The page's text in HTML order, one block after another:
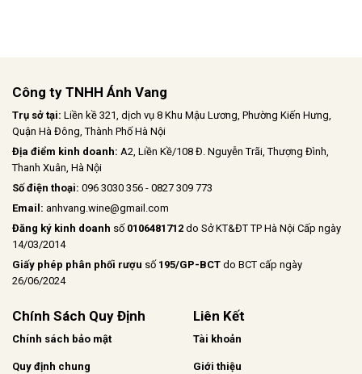
Công ty TNHH Ánh Vang
Trụ sở tại: Liền kề 321, dịch vụ 8 Khu Mậu Lương, Phường Kiến Hưng,
Quận Hà Đông, Thành Phố Hà Nội
Địa điểm kinh doanh: A2, Liền Kề/108 Đ. Nguyễn Trãi, Thượng Đình,
Thanh Xuân, Hà Nội
Số điện thoại: 096 3030 356 - 0827 309 773
Email: anhvang.wine@gmail.com
Đăng ký kinh doanh số 0106481712 do Sở KT&ĐT TP Hà Nội Cấp ngày
14/03/2014
Giấy phép phân phối rượu số 195/GP-BCT do BCT cấp ngày
26/06/2024
Chính Sách Quy Định
Chính sách bảo mật
Quy định chung
Liên Kết
Tài khoản
Giới thiệu